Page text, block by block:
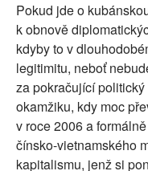
Pokud jde o
k obnově
kdyby to v
legitimitu, neboť
za pokračující
okamžiku, kdy moc
v roce 2006 a
čínsko-vietnamského
kapitalismu, jenž si